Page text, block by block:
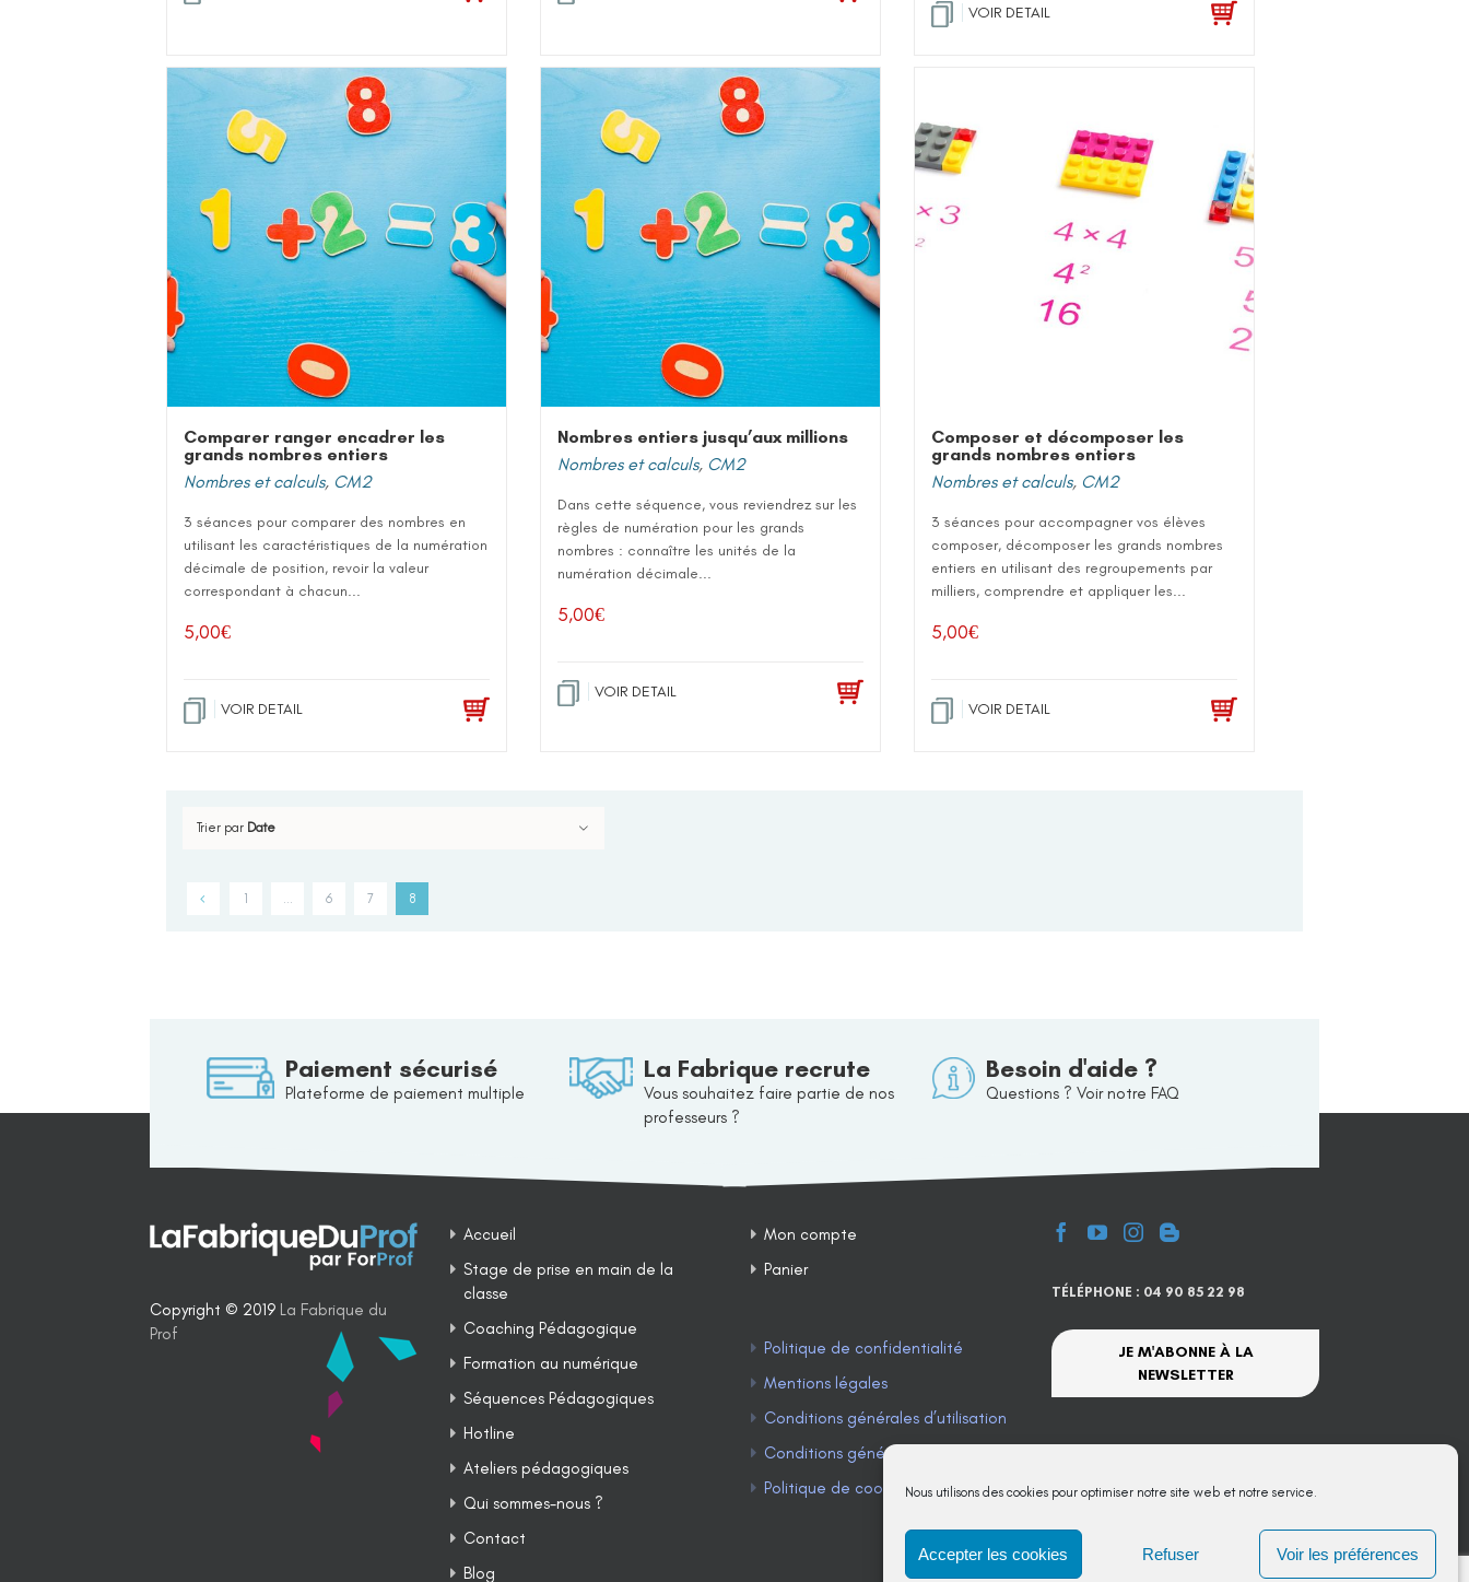
Nous utilisons des cookies pour optimiser notre site web et notre service.
Accepter les cookies Refuser Voir les préférences
VOIR DETAIL
Comparer ranger encadrer les
grands nombres entiers
Nombres et calculs, CM2
3 séances pour comparer des nombres en
utilisant les caractéristiques de la numération
décimale de position, revoir la valeur
correspondant à chacun...
5,00€
VOIR DETAIL
Nombres entiers jusqu’aux millions
Nombres et calculs, CM2
Dans cette séquence, vous reviendrez sur les
règles de numération pour les grands
nombres : connaître les unités de la
numération décimale...
5,00€
VOIR DETAIL
Composer et décomposer les
grands nombres entiers
Nombres et calculs, CM2
3 séances pour accompagner vos élèves
composer, décomposer les grands nombres
entiers en utilisant des regroupements par
milliers, comprendre et appliquer les...
5,00€
VOIR DETAIL
Trier par Date
1 … 6 7 8
Paiement sécurisé
Plateforme de paiement multiple
La Fabrique recrute
Vous souhaitez faire partie de nos
professeurs ?
Besoin d'aide ?
Questions ? Voir notre FAQ
Copyright © 2019 La Fabrique du
Prof
Accueil
Stage de prise en main de la
classe
Coaching Pédagogique
Formation au numérique
Séquences Pédagogiques
Hotline
Ateliers pédagogiques
Qui sommes-nous ?
Contact
Blog
Mon compte
Panier
Politique de confidentialité
Mentions légales
Conditions générales d’utilisation
Conditions générales de vente
Politique de cookies (UE)
TÉLÉPHONE : 04 90 85 22 98
JE M'ABONNE À LA
NEWSLETTER